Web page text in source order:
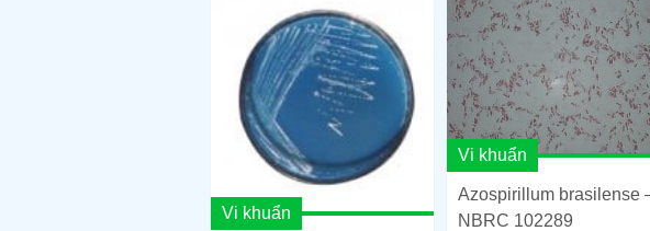
Vi khuẩn
Vi khuẩn
Azospirillum brasilense
NBRC 102289